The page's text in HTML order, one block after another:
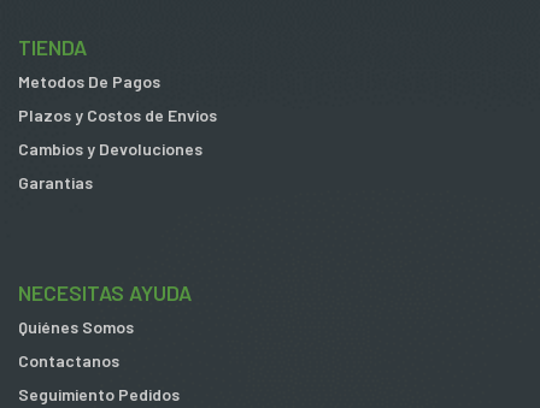
TIENDA
Metodos De Pagos
Plazos y Costos de Envios
Cambios y Devoluciones
Garantias
NECESITAS AYUDA
Quiénes Somos
Contactanos
Seguimiento Pedidos